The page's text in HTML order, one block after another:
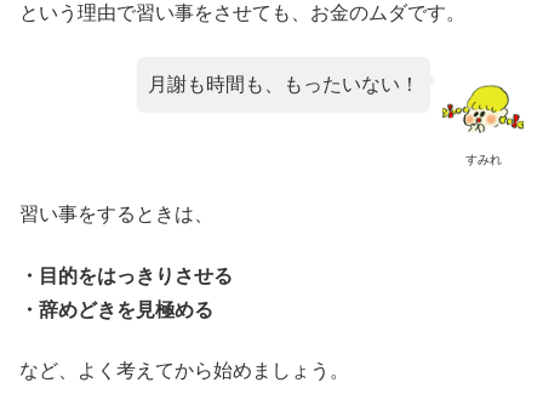
という理由で習い事をさせても、お金のムダです。
すみれ
月謝も時間も、もったいない！
習い事をするときは、
・目的をはっきりさせる
・辞めどきを見極める
など、よく考えてから始めましょう。